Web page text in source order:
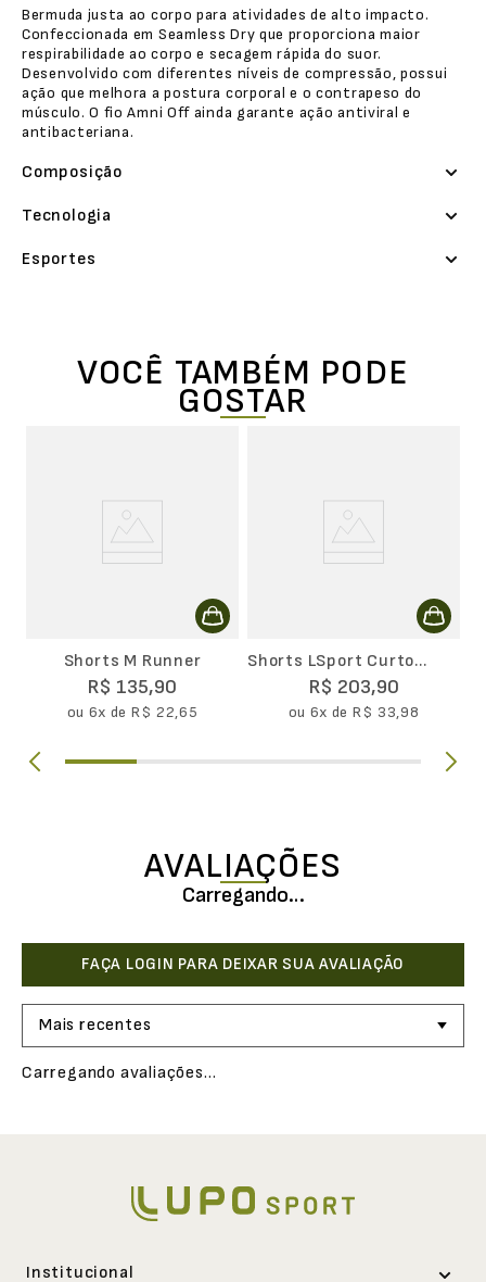
Bermuda justa ao corpo para atividades de alto impacto.
Confeccionada em Seamless Dry que proporciona maior
respirabilidade ao corpo e secagem rápida do suor.
Desenvolvido com diferentes níveis de compressão, possui
ação que melhora a postura corporal e o contrapeso do
músculo. O fio Amni Off ainda garante ação antiviral e
antibacteriana.
Composição
Tecnologia
Esportes
VOCÊ TAMBÉM PODE
GOSTAR
Shorts M Runner
R$ 135,90
ou 6x de R$ 22,65
Shorts LSport Curto
RunningR$ 203,90
ou 6x de R$ 33,98
AVALIAÇÕES
Carregando…
Mais recentes
Carregando avaliações…
Institucional